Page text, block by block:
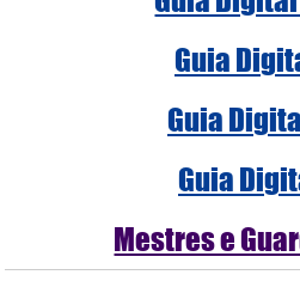
Guia
Guia
Guia
Mestres e